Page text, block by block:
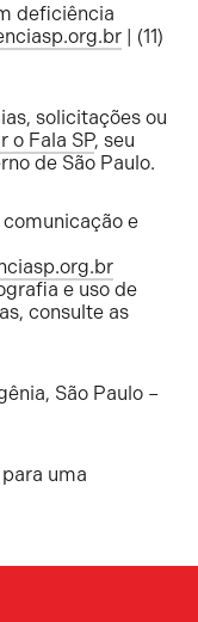
deficiência
| (11)
solicitações ou
o Fala SP, seu
de São Paulo.
e
e uso de
consulte as
São Paulo –
uma